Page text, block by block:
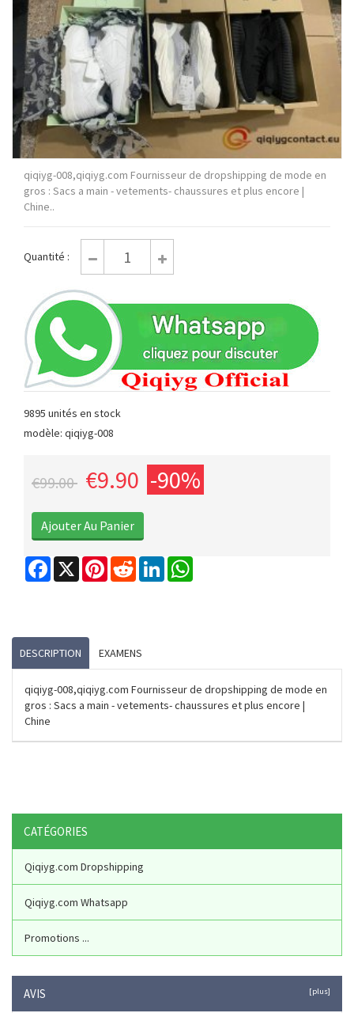
qiqiyg-008,qiqiyg.com Fournisseur de dropshipping de mode en
gros : Sacs a main - vetements- chaussures et plus encore |
Chine..
Quantité :
9895 unités en stock
modèle: qiqiyg-008
€99.00 €9.90 -90%
Facebook
X PinterestReddit LinkedIn
DESCRIPTION EXAMENS
qiqiyg-008,qiqiyg.com Fournisseur de dropshipping de mode en
gros : Sacs a main - vetements- chaussures et plus encore |
Chine
CATÉGORIES
Qiqiyg.com Dropshipping
Qiqiyg.com Whatsapp
Promotions ...
AVIS [plus]